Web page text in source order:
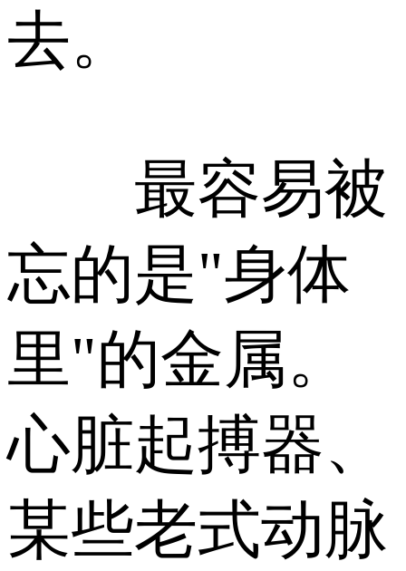
去。
最容易被
忘的是"身体
里"的金属。
心脏起搏器、
某些老式动脉